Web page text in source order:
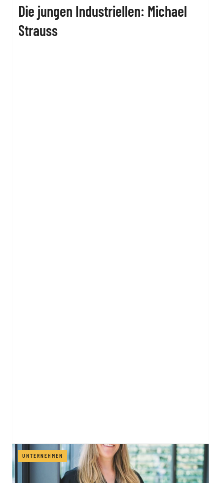
Die jungen Industriellen: Michael
Strauss
UNTERNEHMEN